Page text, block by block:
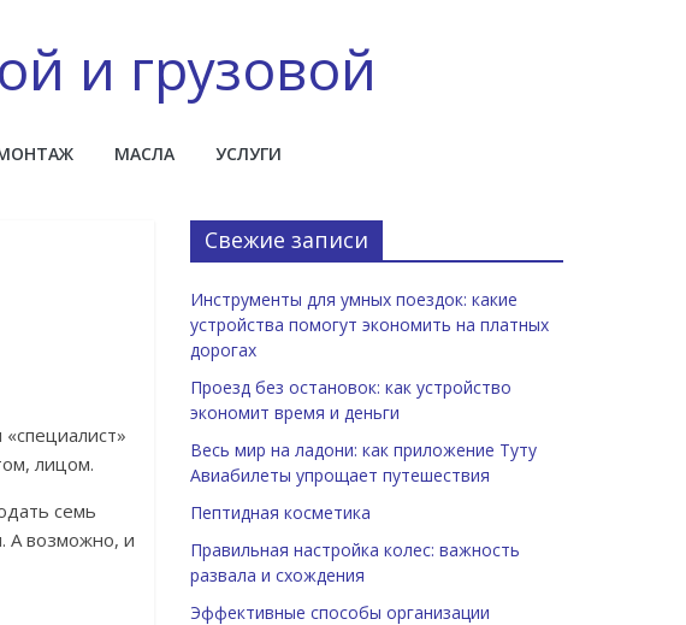
и грузовой
МАСЛА УСЛУГИ
лицом.
семь
А возможно, и
Свежие записи
Инструменты для умных поездок: какие
устройства помогут экономить на платных
дорогах
Проезд без остановок: как устройство
экономит время и деньги
Весь мир на ладони: как приложение Туту
Авиабилеты упрощает путешествия
Пептидная косметика
Правильная настройка колес: важность
развала и схождения
Эффективные способы организации